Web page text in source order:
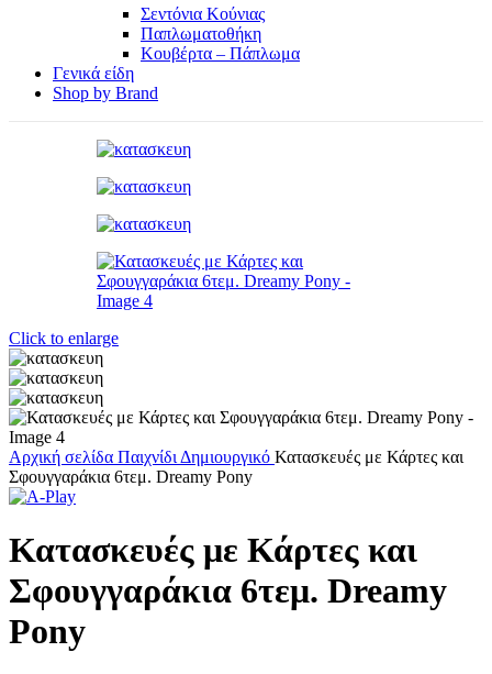
Σεντόνια Κούνιας
Παπλωματοθήκη
Κουβέρτα – Πάπλωμα
Γενικά είδη
Shop by Brand
Click to enlarge
Αρχική σελίδα Παιχνίδι Δημιουργικό Κατασκευές με Κάρτες και
Σφουγγαράκια 6τεμ. Dreamy Pony
Κατασκευές με Κάρτες και
Σφουγγαράκια 6τεμ. Dreamy
Pony